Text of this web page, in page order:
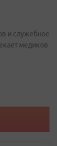
и служебное
медиков